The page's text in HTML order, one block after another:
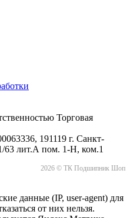
Торговая
191119 г. Санкт-
63 лит.А пом. 1-Н, ком.1
2026 © ТК Подшипник Шоп
данные (IP, user-agent) для
от них нельзя.